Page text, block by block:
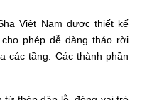
Việt Nam được thiết kế
phép dễ dàng tháo rời
các tầng. Các thành phần